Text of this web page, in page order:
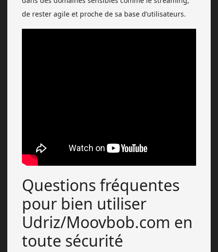
de rester agile et proche de sa base d’utilisateurs.
Questions fréquentes
pour bien utiliser
Udriz/Moovbob.com en
toute sécurité